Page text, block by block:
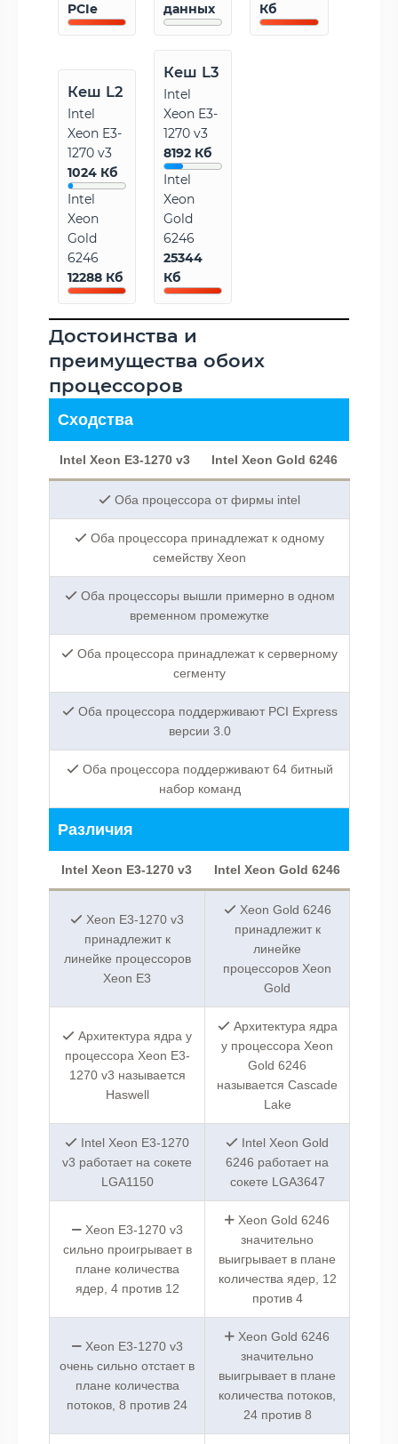
PCIe данных Кб
Кеш L2
Intel
Xeon E3-
1270 v3
1024 Кб
Intel
Xeon
Gold
6246
12288 Кб
Кеш L3
Intel
Xeon E3-
1270 v3
8192 Кб
Intel
Xeon
Gold
6246
25344
Кб
Достоинства и
преимущества обоих
процессоров
Сходства
Intel Xeon E3-1270 v3 Intel Xeon Gold 6246
Оба процессора от фирмы intel
Оба процессора принадлежат к одному
семейству Xeon
Оба процессоры вышли примерно в одном
временном промежутке
Оба процессора принадлежат к серверному
сегменту
Оба процессора поддерживают PCI Express
версии 3.0
Оба процессора поддерживают 64 битный
набор команд
Различия
Intel Xeon E3-1270 v3 Intel Xeon Gold 6246
Xeon E3-1270 v3
принадлежит к
линейке процессоров
Xeon E3
Xeon Gold 6246
принадлежит к
линейке
процессоров Xeon
Gold
Архитектура ядра у
процессора Xeon E3-
1270 v3 называется
Haswell
Архитектура ядра
у процессора Xeon
Gold 6246
называется Cascade
Lake
Intel Xeon E3-1270
v3 работает на сокете
LGA1150
Intel Xeon Gold
6246 работает на
сокете LGA3647
Xeon E3-1270 v3
сильно проигрывает в
плане количества
ядер, 4 против 12
Xeon Gold 6246
значительно
выигрывает в плане
количества ядер, 12
против 4
Xeon E3-1270 v3
очень сильно отстает в
плане количества
потоков, 8 против 24
Xeon Gold 6246
значительно
выигрывает в плане
количества потоков,
24 против 8